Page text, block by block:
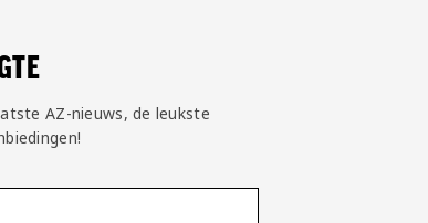
AZ-nieuws, de leukste